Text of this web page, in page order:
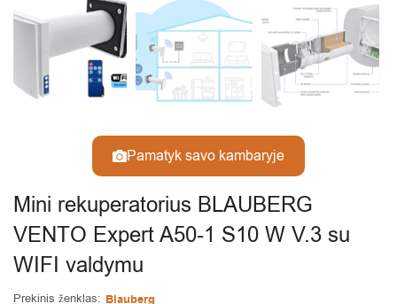
Pamatyk savo kambaryje
Mini rekuperatorius BLAUBERG
VENTO Expert A50-1 S10 W V.3 su
WIFI valdymu
Prekinis ženklas: Blauberg